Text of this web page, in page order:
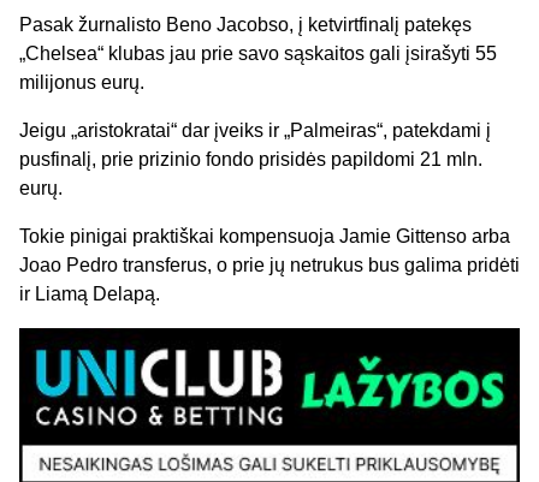
Pasak žurnalisto Beno Jacobso, į ketvirtfinalį patekęs
„Chelsea“ klubas jau prie savo sąskaitos gali įsirašyti 55
milijonus eurų.
Jeigu „aristokratai“ dar įveiks ir „Palmeiras“, patekdami į
pusfinalį, prie prizinio fondo prisidės papildomi 21 mln.
eurų.
Tokie pinigai praktiškai kompensuoja Jamie Gittenso arba
Joao Pedro transferus, o prie jų netrukus bus galima pridėti
ir Liamą Delapą.